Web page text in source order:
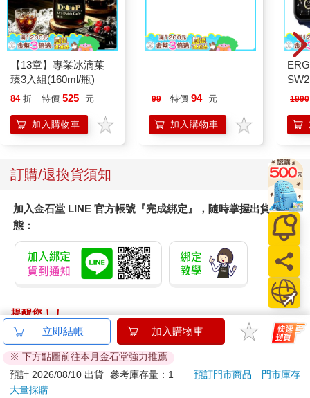
【13章】專業冰滴菓
臻3入組(160ml/瓶)
84 折 特價 525 元
加入購物車
99 特價 94 元
加入購物車
泳
1990
訂購/退換貨須知
加入金石堂 LINE 官方帳號『完成綁定』，隨時掌握出貨動
態：
提醒您！！
金石堂及銀行均不會請您操作ATM! 如接獲電話要求您前往
ATM提款機，請不要聽從指示，以免受騙上當！
退換貨須知：
**提醒您，鑑賞期不等於試用期，退回商品須為全新狀態**
立即結帳 加入購物車
※ 下方點圖前往本月金石堂強力推薦
預計 2026/08/10 出貨 參考庫存量：1 預訂門市商品
門市庫存
大量採購